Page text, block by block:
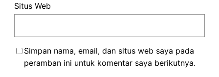
Situs Web
Simpan nama, email, dan situs web saya pada
peramban ini untuk komentar saya berikutnya.